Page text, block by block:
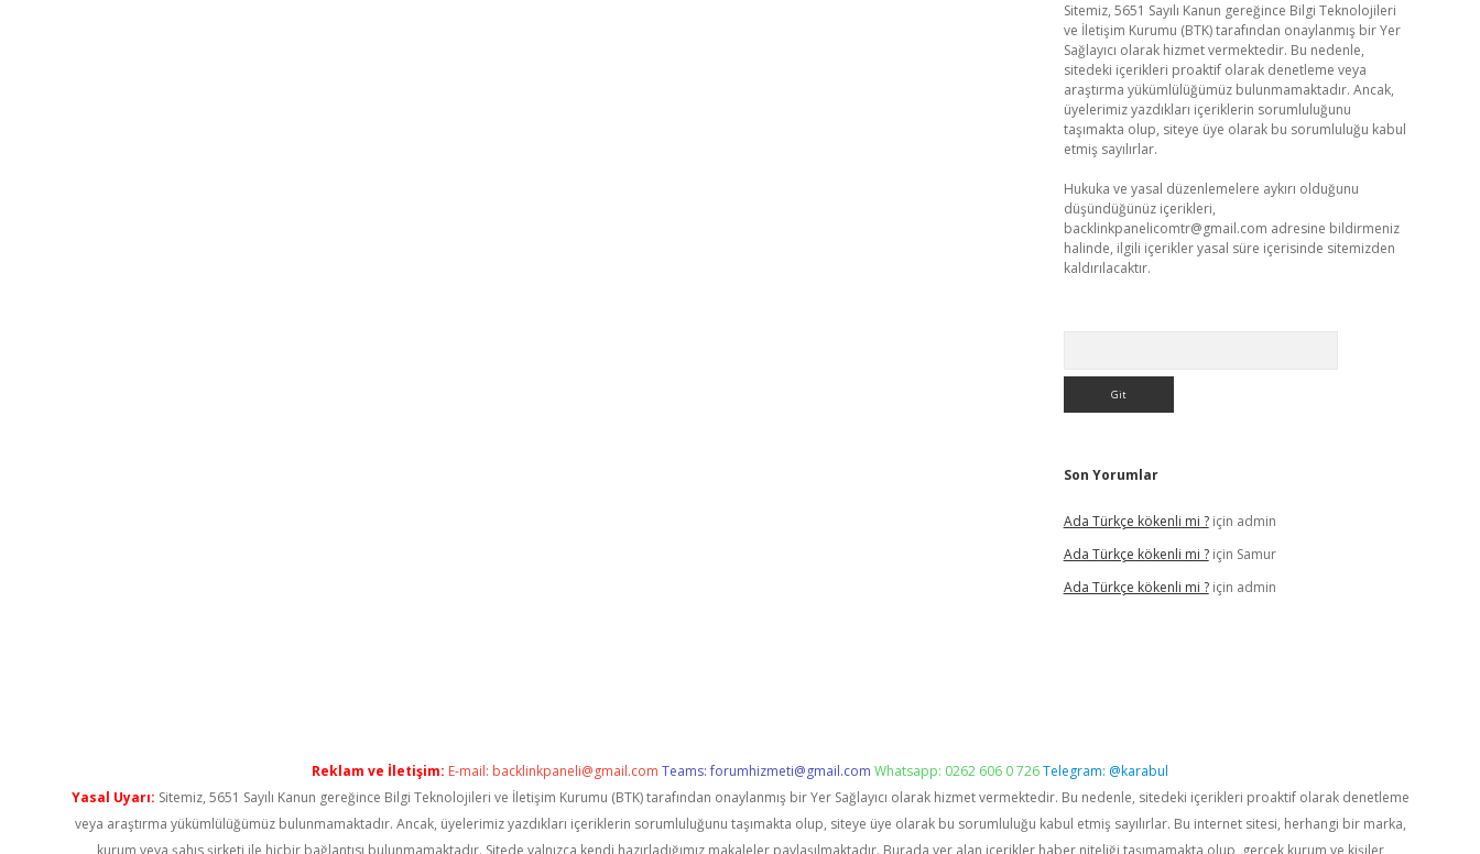
Sitemiz, 5651 Sayılı Kanun gereğince Bilgi Teknolojileri
ve İletişim Kurumu (BTK) tarafından onaylanmış bir Yer
Sağlayıcı olarak hizmet vermektedir. Bu nedenle,
sitedeki içerikleri proaktif olarak denetleme veya
araştırma yükümlülüğümüz bulunmamaktadır. Ancak,
üyelerimiz yazdıkları içeriklerin sorumluluğunu
taşımakta olup, siteye üye olarak bu sorumluluğu kabul
etmiş sayılırlar.
Hukuka ve yasal düzenlemelere aykırı olduğunu
düşündüğünüz içerikleri,
backlinkpanelicomtr@gmail.com adresine bildirmeniz
halinde, ilgili içerikler yasal süre içerisinde sitemizden
kaldırılacaktır.
Son Yorumlar
Ada Türkçe kökenli mi ?için admin
Ada Türkçe kökenli mi ?için Samur
Ada Türkçe kökenli mi ?için admin
Reklam ve İletişim: E-mail: backlinkpaneli@gmail.com Teams:forumhizmeti@gmail.com Whatsapp: 0262 606 0 726Telegram: @karabul
Yasal Uyarı: Sitemiz, 5651 Sayılı Kanun gereğince Bilgi Teknolojileri ve İletişim Kurumu (BTK) tarafından onaylanmış bir Yer Sağlayıcı olarak hizmet vermektedir. Bu nedenle, sitedeki içerikleri proaktif olarak denetleme
veya araştırma yükümlülüğümüz bulunmamaktadır. Ancak, üyelerimiz yazdıkları içeriklerin sorumluluğunu taşımakta olup, siteye üye olarak bu sorumluluğu kabul etmiş sayılırlar. Bu internet sitesi, herhangi bir marka,
kurum veya şahıs şirketi ile hiçbir bağlantısı bulunmamaktadır. Sitede yalnızca kendi hazırladığımız makaleler paylaşılmaktadır. Burada yer alan içerikler haber niteliği taşımamakta olup, gerçek kurum ve kişiler